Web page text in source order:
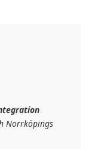
Norrköpings